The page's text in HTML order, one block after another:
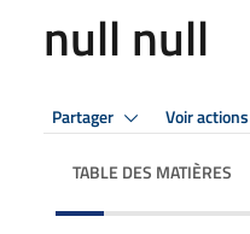
null null
Partager Voir actions
TABLE DES MATIÈRES